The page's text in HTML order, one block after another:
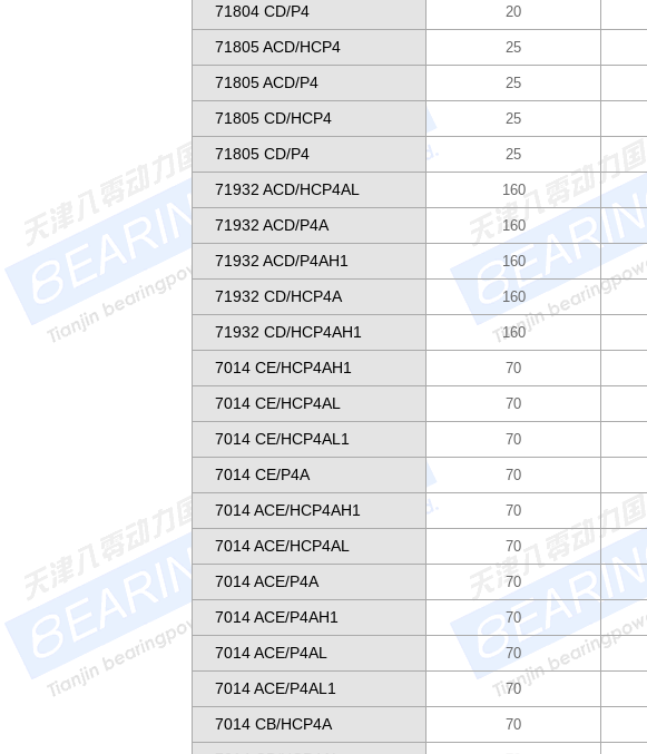
71804 CD/P4 20
71805 ACD/HCP4 25
71805 ACD/P4 25
71805 CD/HCP4 25
71805 CD/P4 25
71932 ACD/HCP4AL 160
71932 ACD/P4A 160
71932 ACD/P4AH1 160
71932 CD/HCP4A 160
71932 CD/HCP4AH1 160
7014 CE/HCP4AH1 70
7014 CE/HCP4AL 70
7014 CE/HCP4AL1 70
7014 CE/P4A 70
7014 ACE/HCP4AH1 70
7014 ACE/HCP4AL 70
7014 ACE/P4A 70
7014 ACE/P4AH1 70
7014 ACE/P4AL 70
7014 ACE/P4AL1 70
7014 CB/HCP4A 70